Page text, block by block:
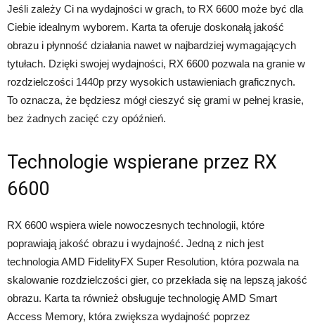
Jeśli zależy Ci na wydajności w grach, to RX 6600 może być dla
Ciebie idealnym wyborem. Karta ta oferuje doskonałą jakość
obrazu i płynność działania nawet w najbardziej wymagających
tytułach. Dzięki swojej wydajności, RX 6600 pozwala na granie w
rozdzielczości 1440p przy wysokich ustawieniach graficznych.
To oznacza, że będziesz mógł cieszyć się grami w pełnej krasie,
bez żadnych zacięć czy opóźnień.
Technologie wspierane przez RX
6600
RX 6600 wspiera wiele nowoczesnych technologii, które
poprawiają jakość obrazu i wydajność. Jedną z nich jest
technologia AMD FidelityFX Super Resolution, która pozwala na
skalowanie rozdzielczości gier, co przekłada się na lepszą jakość
obrazu. Karta ta również obsługuje technologię AMD Smart
Access Memory, która zwiększa wydajność poprzez